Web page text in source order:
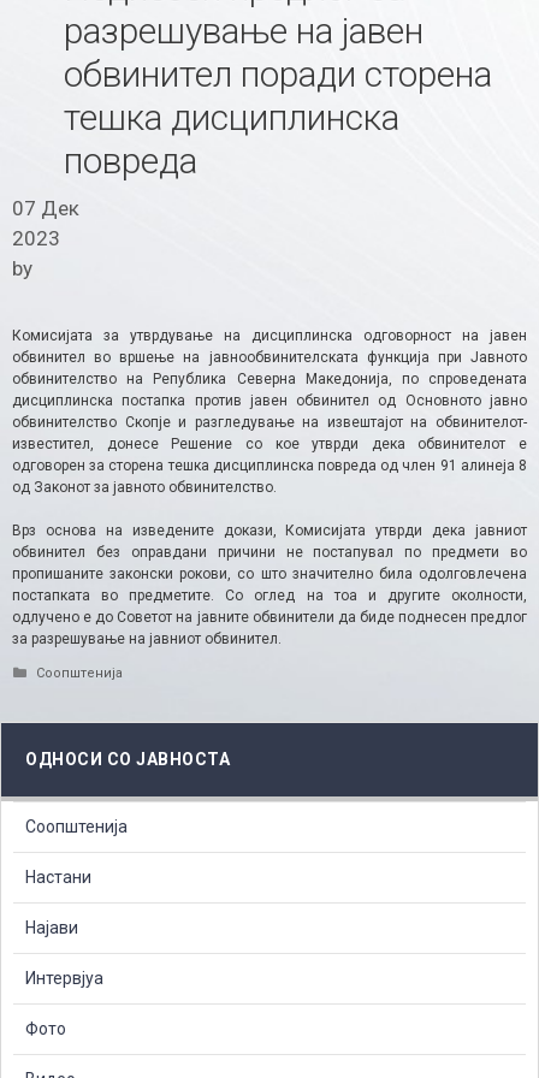
разрешување на јавен
обвинител поради сторена
тешка дисциплинска
повреда
07 Дек
2023
by
Комисијата за утврдување на дисциплинска одговорност на јавен
обвинител во вршење на јавнообвинителската функција при Јавното
обвинителство на Република Северна Македонија, по спроведената
дисциплинска постапка против јавен обвинител од Основното јавно
обвинителство Скопје и разгледување на извештајот на обвинителот-
известител, донесе Решение со кое утврди дека обвинителот е
одговорен за сторена тешка дисциплинска повреда од член 91 алинеја 8
од Законот за јавното обвинителство.
Врз основа на изведените докази, Комисијата утврди дека јавниот
обвинител без оправдани причини не постапувал по предмети во
пропишаните законски рокови, со што значително била одолговлечена
постапката во предметите. Со оглед на тоа и другите околности,
одлучено е до Советот на јавните обвинители да биде поднесен предлог
за разрешување на јавниот обвинител.
Categories
Соопштенија
ОДНОСИ СО ЈАВНОСТА
Соопштенија
Настани
Најави
Интервјуа
Фото